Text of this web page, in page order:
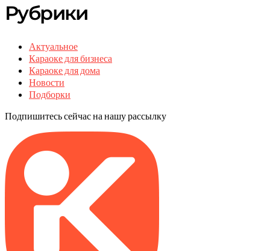
Рубрики
Актуальное
Караоке для бизнеса
Караоке для дома
Новости
Подборки
Подпишитесь сейчас на нашу рассылку